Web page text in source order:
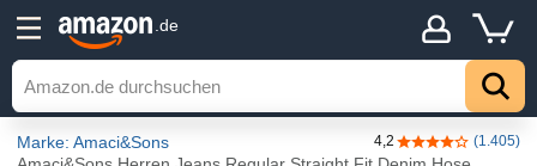
.de
Marke: Amaci&Sons 4,2 4,2 von 5(1.405)